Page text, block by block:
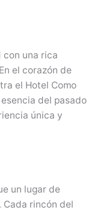
con una rica
el corazón de
el Hotel Como
del pasado
única y
un lugar de
Cada rincón del